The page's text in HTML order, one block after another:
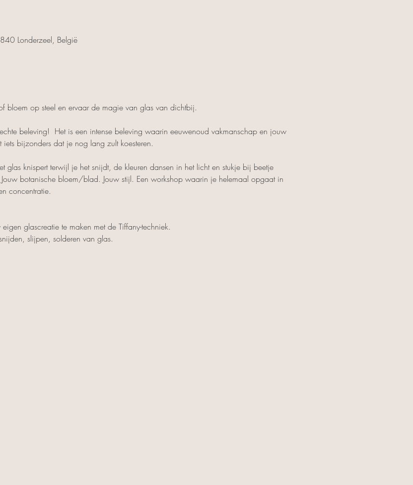
Londerzeel, België
bloem op steel en ervaar de magie van glas van dichtbij.
beleving!  Het is een intense beleving waarin eeuwenoud vakmanschap en jouw
iets bijzonders dat je nog lang zult koesteren.
glas knispert terwijl je het snijdt, de kleuren dansen in het licht en stukje bij beetje
Jouw botanische bloem/blad. Jouw stijl. Een workshop waarin je helemaal opgaat in
concentratie.
glascreatie te maken met de Tiffany-techniek.
slijpen, solderen van glas.